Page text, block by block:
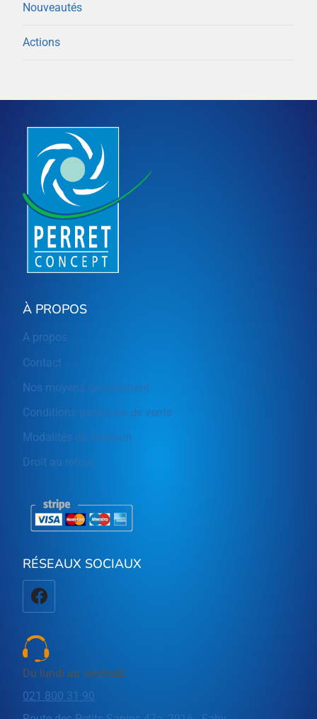
Nouveautés
Actions
À PROPOS
A propos
Contact
Nos moyens de paiement
Conditions générales de vente
Modalités de livraison
Droit au retour
RÉSEAUX SOCIAUX
Du lundi au vendredi
021 800 31 90